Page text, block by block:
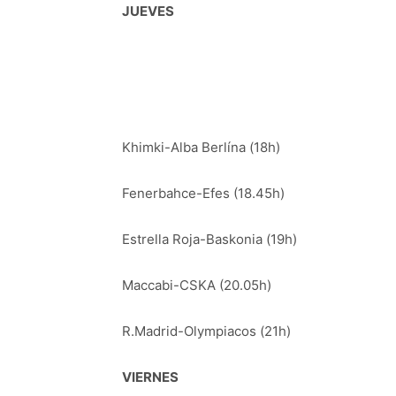
JUEVES
Khimki-Alba Berlína (18h)
Fenerbahce-Efes (18.45h)
Estrella Roja-Baskonia (19h)
Maccabi-CSKA (20.05h)
R.Madrid-Olympiacos (21h)
VIERNES